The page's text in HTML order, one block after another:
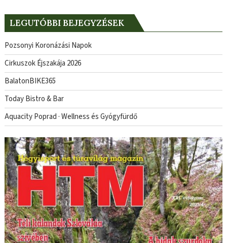
LEGUTÓBBI BEJEGYZÉSEK
Pozsonyi Koronázási Napok
Cirkuszok Éjszakája 2026
BalatonBIKE365
Today Bistro & Bar
Aquacity Poprad · Wellness és Gyógyfürdő